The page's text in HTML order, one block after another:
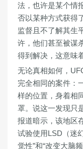
法，也许是某个情
否以某种方式获得
监督且不了解其生
许，他们甚至被谋
得到解决，这意味
无论真相如何，
完全相同的案件：
样的位置，身着相
罩。说这一发现只
报道暗示，该地区
试验使用LSD（迷
觉性”和“改变大脑